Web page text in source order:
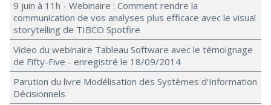
9 juin à 11h - Webinaire : Comment rendre la
communication de vos analyses plus efficace avec le visual
storytelling de TIBCO Spotfire
Video du webinaire Tableau Software avec le témoignage
de Fifty-Five - enregistré le 18/09/2014
Parution du livre Modélisation des Systèmes d'Information
Décisionnels